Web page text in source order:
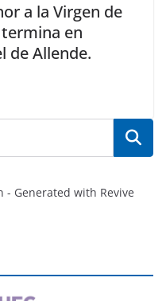
a la Virgen de
termina en
de Allende.
- Generated with Revive